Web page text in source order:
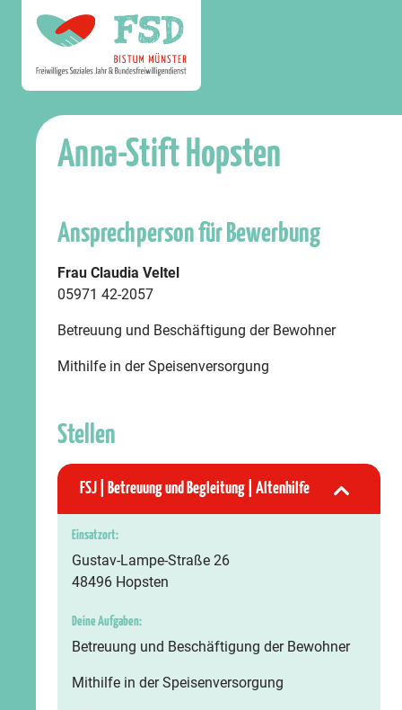
Anna-Stift Hopsten
Ansprechperson für Bewerbung
Frau Claudia Veltel
05971 42-2057
Betreuung und Beschäftigung der Bewohner
Mithilfe in der Speisenversorgung
Stellen
FSJ | Betreuung und Begleitung | Altenhilfe
Einsatzort:
Gustav-Lampe-Straße 26
48496 Hopsten
Deine Aufgaben:
Betreuung und Beschäftigung der Bewohner
Mithilfe in der Speisenversorgung